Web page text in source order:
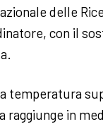
delle
con il
temperatura
raggiunge in